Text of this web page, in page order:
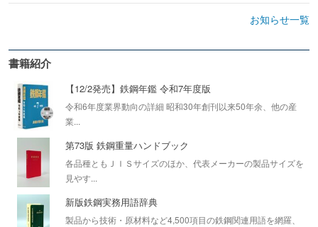
お知らせ一覧
書籍紹介
【12/2発売】鉄鋼年鑑 令和7年度版
令和6年度業界動向の詳細 昭和30年創刊以来50年余、他の産
業...
第73版 鉄鋼重量ハンドブック
各品種ともＪＩＳサイズのほか、代表メーカーの製品サイズを
見やす...
新版鉄鋼実務用語辞典
製品から技術・原材料など4,500項目の鉄鋼関連用語を網羅、